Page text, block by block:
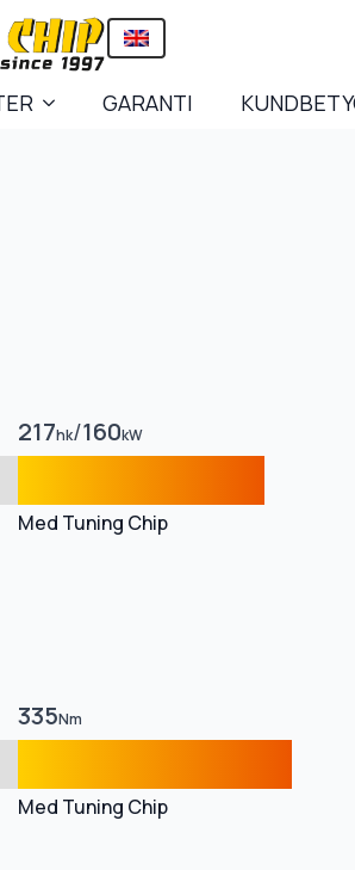
GARANTI
217hk/160kW
Med Tuning Chip
335Nm
Med Tuning Chip